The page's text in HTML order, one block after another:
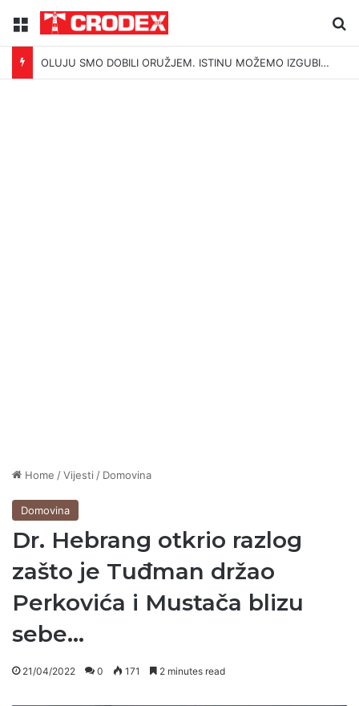
Menu
OLUJU SMO DOBILI ORUŽJEM. ISTINU MOŽEMO IZGUBITI ŠUTNJOM.
Home /Vijesti / Domovina
Domovina
Dr. Hebrang otkrio razlog
zašto je Tuđman držao
Perkovića i Mustača blizu
sebe…
21/04/2022 0 171 2 minutes read